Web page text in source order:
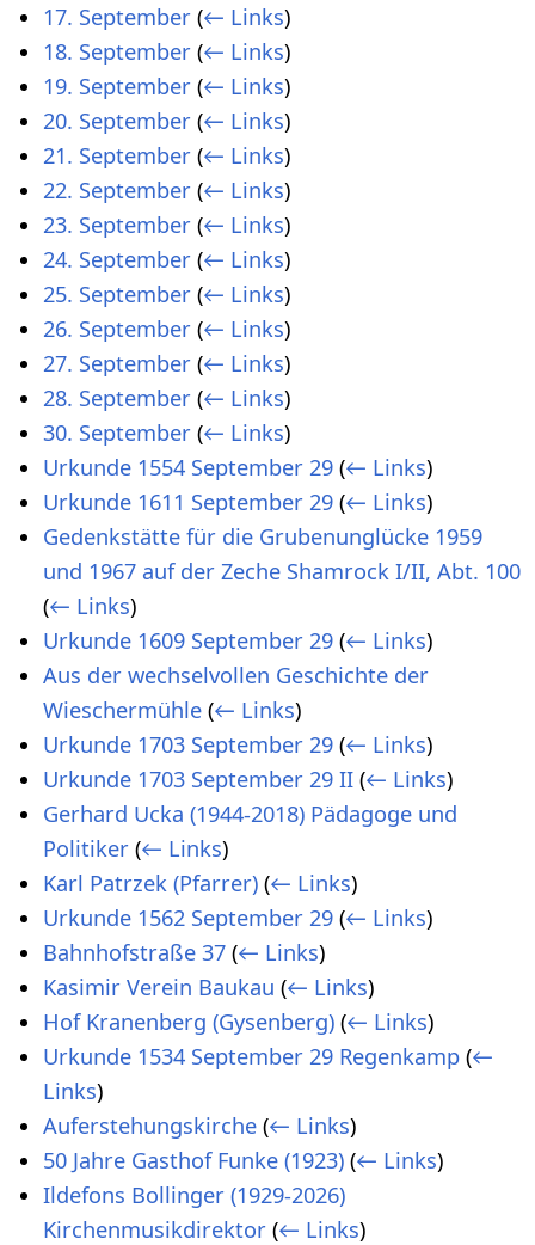
17. September (← Links)
18. September (← Links)
19. September (← Links)
20. September (← Links)
21. September (← Links)
22. September (← Links)
23. September (← Links)
24. September (← Links)
25. September (← Links)
26. September (← Links)
27. September (← Links)
28. September (← Links)
30. September (← Links)
Urkunde 1554 September 29 (← Links)
Urkunde 1611 September 29 (← Links)
Gedenkstätte für die Grubenunglücke 1959
und 1967 auf der Zeche Shamrock I/II, Abt. 100
(← Links)
Urkunde 1609 September 29 (← Links)
Aus der wechselvollen Geschichte der
Wieschermühle (← Links)
Urkunde 1703 September 29 (← Links)
Urkunde 1703 September 29 II (← Links)
Gerhard Ucka (1944-2018) Pädagoge und
Politiker (← Links)
Karl Patrzek (Pfarrer) (← Links)
Urkunde 1562 September 29 (← Links)
Bahnhofstraße 37 (← Links)
Kasimir Verein Baukau (← Links)
Hof Kranenberg (Gysenberg) (← Links)
Urkunde 1534 September 29 Regenkamp (←
Links)
Auferstehungskirche (← Links)
50 Jahre Gasthof Funke (1923) (← Links)
Ildefons Bollinger (1929-2026)
Kirchenmusikdirektor (← Links)